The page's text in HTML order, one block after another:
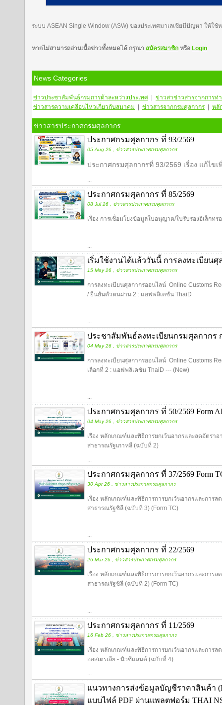
ระบบ ASEAN Single Window (ASW) ของประเทศมาเลเซียมีปัญหา ให้ใ
หากไม่สามารถอ่านเนื้อข่าวทั้งหมดได้ กรุณา สมัครสมาชิก หรือ Login
News Categories
ข่าวประชาสัมพันธ์กรมการต้าละหว่างประเทศ ข่าวสาข่าวสารจากการท่
ข่าวสารความเคลื่อนไหวเกี่ยวกับสมาคม
ข่าวสารจากกรมศุลกากร หลั
ข่าวสารประกาศกรมศุลกากร
ประกาศกรมศุลกากร ที่ 93/2569
05 Aug 26 , ข่าวสารประกาศกรมศุลกากร
ประกาศกรมศุลกากรที่ 93/2569 เรื่อง แก้ไข
...
ประกาศกรมศุลกากร ที่ 85/2569
08 Jul 26 , ข่าวสารประกาศกรมศุลกากร
เรื่อง การเชื่อมโยงข้อมูลใบอนุญาต/ใบรับรองอิเล็กท
...
เริ่มใช้งานได้เเล้ววันนี้ การลงทะเบียน
15 May 26 , ข่าวสารประกาศกรมศุลกากร
การลงทะเบียนศุลกากรออนไลน์ Online Customs
/ ยืนยันตัวตนผ่าน 2 : แอฟพลิเคชัน ThaiD
...
ประชาสัมพันธ์ลงทะเบียนกรมศุลกากร
04 May 26 , ข่าวสารประกาศกรมศุลกากร
การลงทะเบียนศุลกากรออนไลน์ Online Customs
เลือกที่ 2 : แอฟพลิเคชัน ThaiD --- (New)
...
ประกาศกรมศุลกากร ที่ 50/2569 Form
04 May 26 , ข่าวสารประกาศกรมศุลกากร
เรื่อง หลักเกณฑ์และพิธีการยกเว้นอากรและลดอัตรา
สาธารณรัฐเกาหลี (ฉบับที่ 2)
...
ประกาศกรมศุลกากร ที่ 37/2569 Form
30 Apr 26 , ข่าวสารประกาศกรมศุลกากร
เรื่อง หลักเกณฑ์และพิธีการการยกเว้นอากรและการ
สาธารณรัฐชิลี (ฉบับที่ 3) (Form TC)
...
ประกาศกรมศุลกากร ที่ 22/2569
26 Mar 26 , ข่าวสารประกาศกรมศุลกากร
เรื่อง หลักเกณฑ์และพิธีการการยกเว้นอากรและการ
สาธารณรัฐชิลี (ฉบับที่ 2) (Form TC)
...
ประกาศกรมศุลกากร ที่ 11/2569
16 Feb 26 , ข่าวสารประกาศกรมศุลกากร
เรื่อง หลักเกณฑ์และพิธีการการยกเว้นอากรและการ
ออสเตรเลีย - นิวซีแลนด์ (ฉบับที่ 4)
...
แนวทางการส่งข้อมูลบัญชีราคาสินค้า
แบบไฟล์ PDF ผ่านแพลตฟอร์ม THAI